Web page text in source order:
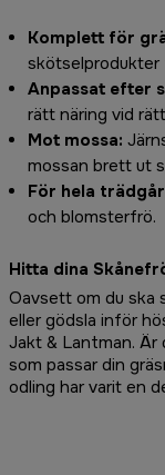
Komplett för
skötselprodukter
Anpassat efter
rätt näring vid
Mot mossa:
mossan brett ut
För hela
och blomsterfrö.
Hitta dina
Oavsett om du ska
eller gödsla inför
Jakt & Lantman. Är
som passar din
odling har varit en